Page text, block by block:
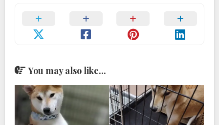
You may also like...